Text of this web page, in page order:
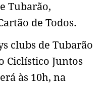
Tubarão,
de Todos.
clubs de Tubarão
Ciclístico Juntos
às 10h, na